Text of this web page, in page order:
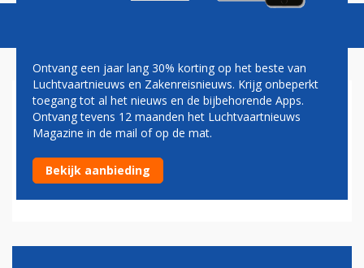
VIES
Delta-vlucht keert om door ernstige diarree
04-09-2023 - 14:13
Ontvang een jaar lang 30% korting op het beste van
Luchtvaartnieuws en Zakenreisnieuws. Krijg onbeperkt
toegang tot al het nieuws en de bijbehorende Apps.
Ontvang tevens 12 maanden het Luchtvaartnieuws
Magazine in de mail of op de mat.
Bekijk aanbieding